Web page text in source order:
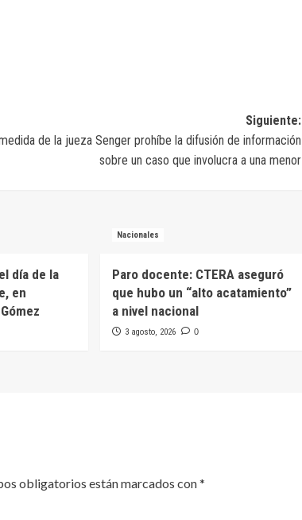
Siguiente:
de la jueza Senger prohíbe la difusión de información
sobre un caso que involucra a una menor
día de la
en
Nacionales
Paro docente: CTERA aseguró
que hubo un “alto acatamiento”
a nivel nacional
3 agosto, 2026 0
obligatorios están marcados con*